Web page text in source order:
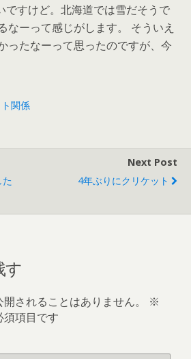
ですけど。北海道では雪だそうで
なーって感じがします。 そういえ
ったなーって思ったのですが、今
関係
た
Next Post
4年ぶりにクリケット
す
されることはありません。
※
須項目です